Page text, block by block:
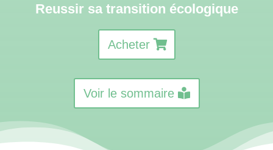
Reussir sa transition écologique
Acheter
Voir le sommaire